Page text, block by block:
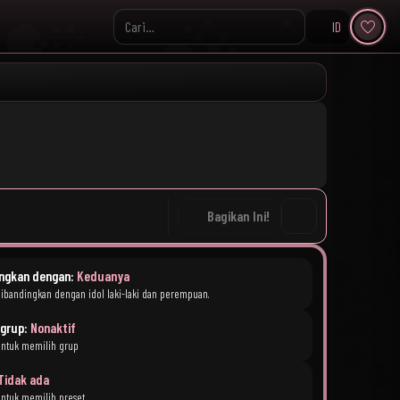
Search KpopVisage
ID
Bagikan Ini!
dengan: Keduanya
dengan idol laki-laki dan perempuan.
Nonaktif
memilih grup
ada